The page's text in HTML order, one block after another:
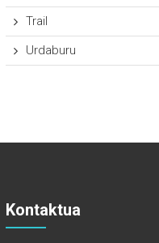
Trail
Urdaburu
Kontaktua